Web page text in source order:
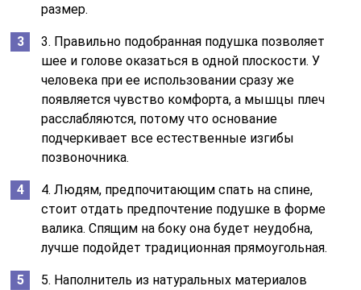
размер.
3. Правильно подобранная подушка позволяет
шее и голове оказаться в одной плоскости. У
человека при ее использовании сразу же
появляется чувство комфорта, а мышцы плеч
расслабляются, потому что основание
подчеркивает все естественные изгибы
позвоночника.
4. Людям, предпочитающим спать на спине,
стоит отдать предпочтение подушке в форме
валика. Спящим на боку она будет неудобна,
лучше подойдет традиционная прямоугольная.
5. Наполнитель из натуральных материалов